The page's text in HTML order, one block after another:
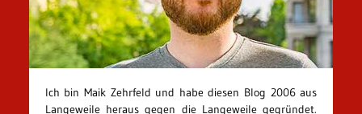
Ich bin Maik Zehrfeld und habe diesen Blog 2006 aus
Langeweile heraus gegen die Langeweile gegründet.